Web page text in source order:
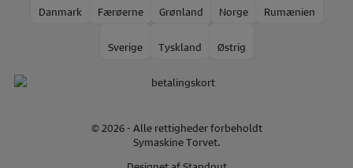
Danmark Færøerne Grønland Norge Rumænien
Sverige Tyskland Østrig
© 2026 - Alle rettigheder forbeholdt
Symaskine Torvet.